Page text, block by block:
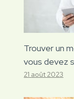
Trouver un
vous devez
21 août 2023